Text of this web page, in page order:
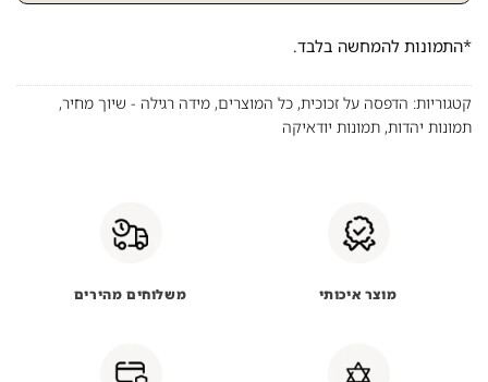
*התמונות להמחשה בלבד.
קטגוריות: הדפסה על זכוכית, כל המוצרים, מידה רגילה - שיוך מחיר,
תמונות יהדות, תמונות יודאיקה
מוצר איכותי משלוחים מהירים